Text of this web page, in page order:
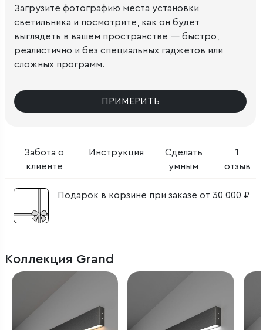
Забота о
клиенте
Инструкция
Сделать
умным
1
отзыв
Подарок в корзине при заказе от 30 000 ₽
Загрузите фотографию места установки
светильника и посмотрите, как он будет
выглядеть в вашем пространстве — быстро,
реалистично и без специальных гаджетов или
сложных программ.
ПРИМЕРИТЬ
Коллекция Grand